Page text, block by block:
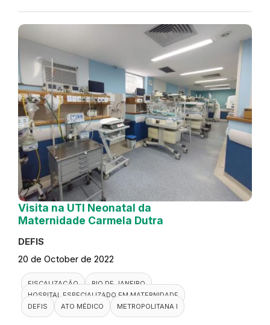
Visita na UTI Neonatal da
Maternidade Carmela Dutra
DEFIS
20 de October de 2022
FISCALIZAÇÃO
RIO DE JANEIRO
HOSPITAL ESPECIALIZADO EM MATERNIDADE
DEFIS
ATO MÉDICO METROPOLITANA I